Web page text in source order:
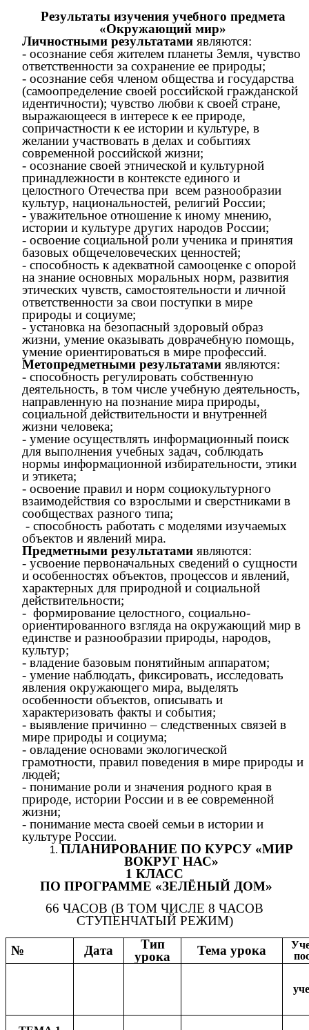
Результаты изучения учебного предмета
«Окружающий мир»
Личностными результатами являются:
- осознание себя жителем планеты Земля, чувство
ответственности за сохранение ее природы;
- осознание себя членом общества и государства
(самоопределение своей российской гражданской
идентичности); чувство любви к своей стране,
выражающееся в интересе к ее природе,
сопричастности к ее истории и культуре, в
желании участвовать в делах и событиях
современной российской жизни;
- осознание своей этнической и культурной
принадлежности в контексте единого и
целостного Отечества при всем разнообразии
культур, национальностей, религий России;
- уважительное отношение к иному мнению,
истории и культуре других народов России;
- освоение социальной роли ученика и принятия
базовых общечеловеческих ценностей;
- способность к адекватной самооценке с опорой
на знание основных моральных норм, развития
этических чувств, самостоятельности и личной
ответственности за свои поступки в мире
природы и социуме;
- установка на безопасный здоровый образ
жизни, умение оказывать доврачебную помощь,
умение ориентироваться в мире профессий.
Метопредметными результатами являются:
- способность регулировать собственную
деятельность, в том числе учебную деятельность,
направленную на познание мира природы,
социальной действительности и внутренней
жизни человека;
- умение осуществлять информационный поиск
для выполнения учебных задач, соблюдать
нормы информационной избирательности, этики
и этикета;
- освоение правил и норм социокультурного
взаимодействия со взрослыми и сверстниками в
сообществах разного типа;
- способность работать с моделями изучаемых
объектов и явлений мира.
Предметными результатами являются:
- усвоение первоначальных сведений о сущности
и особенностях объектов, процессов и явлений,
характерных для природной и социальной
действительности;
- формирование целостного, социально-
ориентированного взгляда на окружающий мир в
единстве и разнообразии природы, народов,
культур;
- владение базовым понятийным аппаратом;
- умение наблюдать, фиксировать, исследовать
явления окружающего мира, выделять
особенности объектов, описывать и
характеризовать факты и события;
- выявление причинно – следственных связей в
мире природы и социума;
- овладение основами экологической
грамотности, правил поведения в мире природы и
людей;
- понимание роли и значения родного края в
природе, истории России и в ее современной
жизни;
- понимание места своей семьи в истории и
культуре России.
ПЛАНИРОВАНИЕ ПО КУРСУ «МИР
ВОКРУГ НАС»
1 КЛАСС
ПО ПРОГРАММЕ «ЗЕЛЁНЫЙ ДОМ»
66 ЧАСОВ (В ТОМ ЧИСЛЕ 8 ЧАСОВ
СТУПЕНЧАТЫЙ РЕЖИМ)
№ Дата
Тип
урока
Тема урока